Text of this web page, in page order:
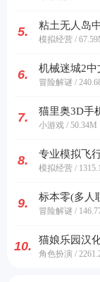
5. 粘土无人岛
模拟经营 /
6. 机械迷城2中
冒险解谜 /
7. 猫里奥3D手
小游戏 / 50.34M
8. 专业模拟飞
模拟经营 /
9. 标本零(多人
冒险解谜 /
10. 猫娘乐园汉
角色扮演 /